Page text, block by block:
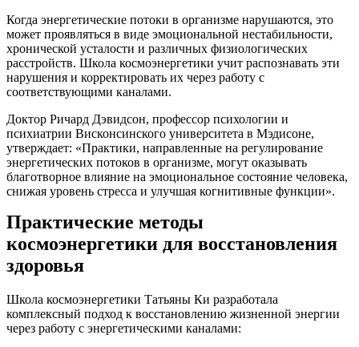
Когда энергетические потоки в организме нарушаются, это
может проявляться в виде эмоциональной нестабильности,
хронической усталости и различных физиологических
расстройств. Школа космоэнергетики учит распознавать эти
нарушения и корректировать их через работу с
соответствующими каналами.
Доктор Ричард Дэвидсон, профессор психологии и
психиатрии Висконсинского университета в Мэдисоне,
утверждает: «Практики, направленные на регулирование
энергетических потоков в организме, могут оказывать
благотворное влияние на эмоциональное состояние человека,
снижая уровень стресса и улучшая когнитивные функции».
Практические методы
космоэнергетики для восстановления
здоровья
Школа космоэнергетики Татьяны Ки разработала
комплексный подход к восстановлению жизненной энергии
через работу с энергетическими каналами: